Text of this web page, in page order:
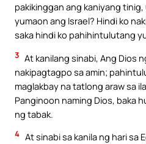
pakikinggan ang kaniyang
yumaon ang Israel? Hindi ko
saka hindi ko pahihintulutang
3 At kanilang sinabi, Ang Dios
nakipagtagpo sa amin;
maglakbay na tatlong araw sa
Panginoon naming Dios, baka
ng tabak.
4 At sinabi sa kanila ng hari sa